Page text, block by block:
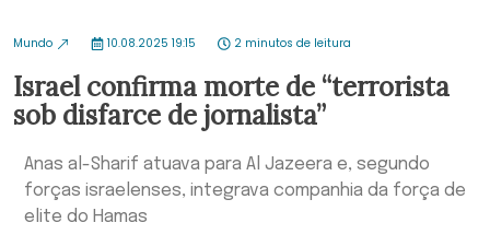
Mundo 10.08.2025 19:15 2 minutos de leitura
Israel confirma morte de “terrorista
sob disfarce de jornalista”
Anas al-Sharif atuava para Al Jazeera e, segundo
forças israelenses, integrava companhia da força de
elite do Hamas